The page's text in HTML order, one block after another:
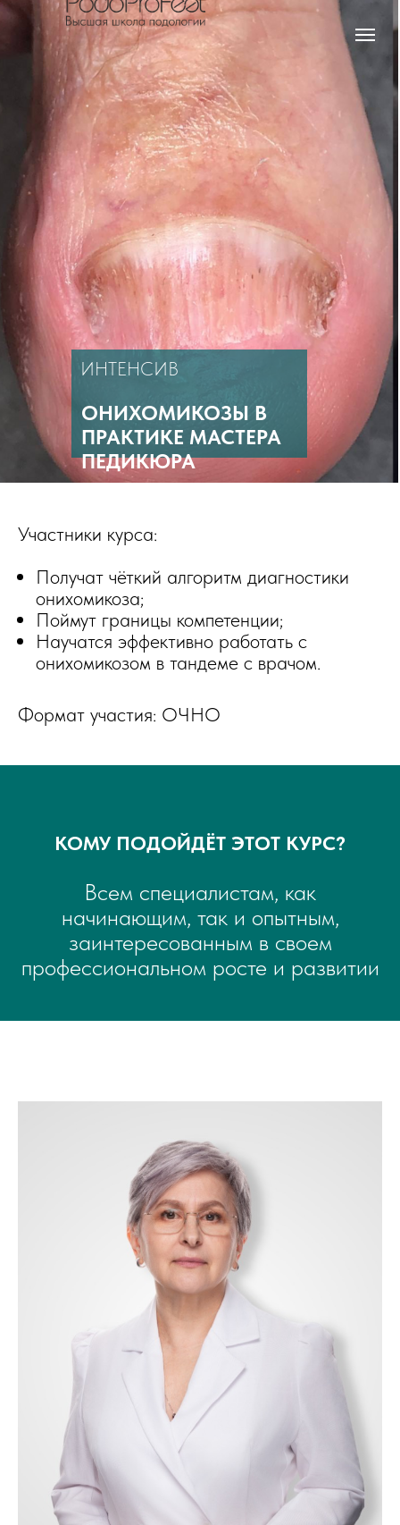
ИНТЕНСИВ
ОНИХОМИКОЗЫ В
ПРАКТИКЕ МАСТЕРА
ПЕДИКЮРА
Участники курса:
Получат чёткий алгоритм диагностики
онихомикоза;
Поймут границы компетенции;
Научатся эффективно работать с
онихомикозом в тандеме с врачом.
Формат участия: ОЧНО
КОМУ ПОДОЙДЁТ ЭТОТ КУРС?​
Всем специалистам, как
начинающим, так и опытным,
заинтересованным в своем
профессиональном росте и развитии